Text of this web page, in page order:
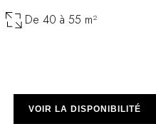
De 40 à 55 m²
VOIR LA DISPONIBILITÉ